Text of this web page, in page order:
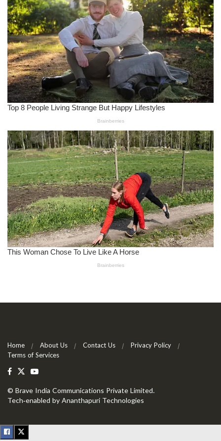
Home About Us Contact Us
Privacy Policy
Terms of Services
© Brave India Communications Private Limited.
Tech-enabled by Ananthapuri Technologies